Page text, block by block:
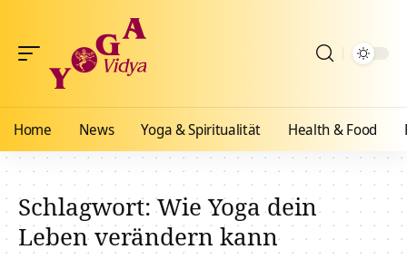
Home News Yoga & Spiritualität Health & Food
Schlagwort:Wie Yoga dein
Leben verändern kann